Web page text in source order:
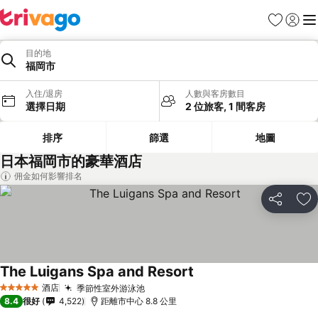
收藏夾
登入 選
目的地
福岡市
入住/退房
選擇日期
人數與客房數目
2 位旅客, 1 間客房
排序 篩選 地圖
日本福岡市的豪華酒店
佣金如何影響排名
分享 放
5 星級 酒店 季節性室外游泳池
The Luigans Spa and Resort
8.4 很好 4,522 距離市中心 8.8 公里